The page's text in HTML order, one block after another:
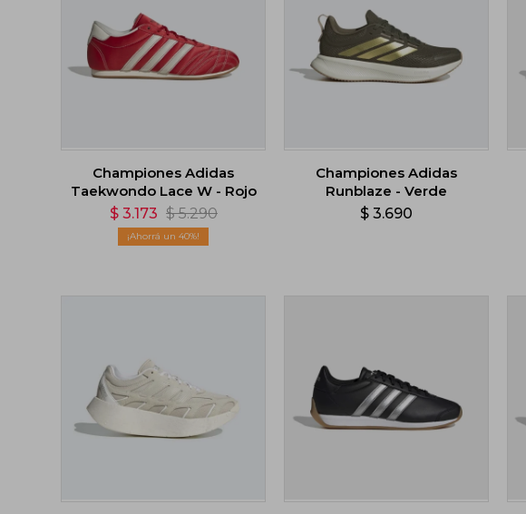
Championes Adidas
Taekwondo Lace W - Rojo
$ 3.173 $ 5.290
40
Championes Adidas
Runblaze - Verde
$ 3.690